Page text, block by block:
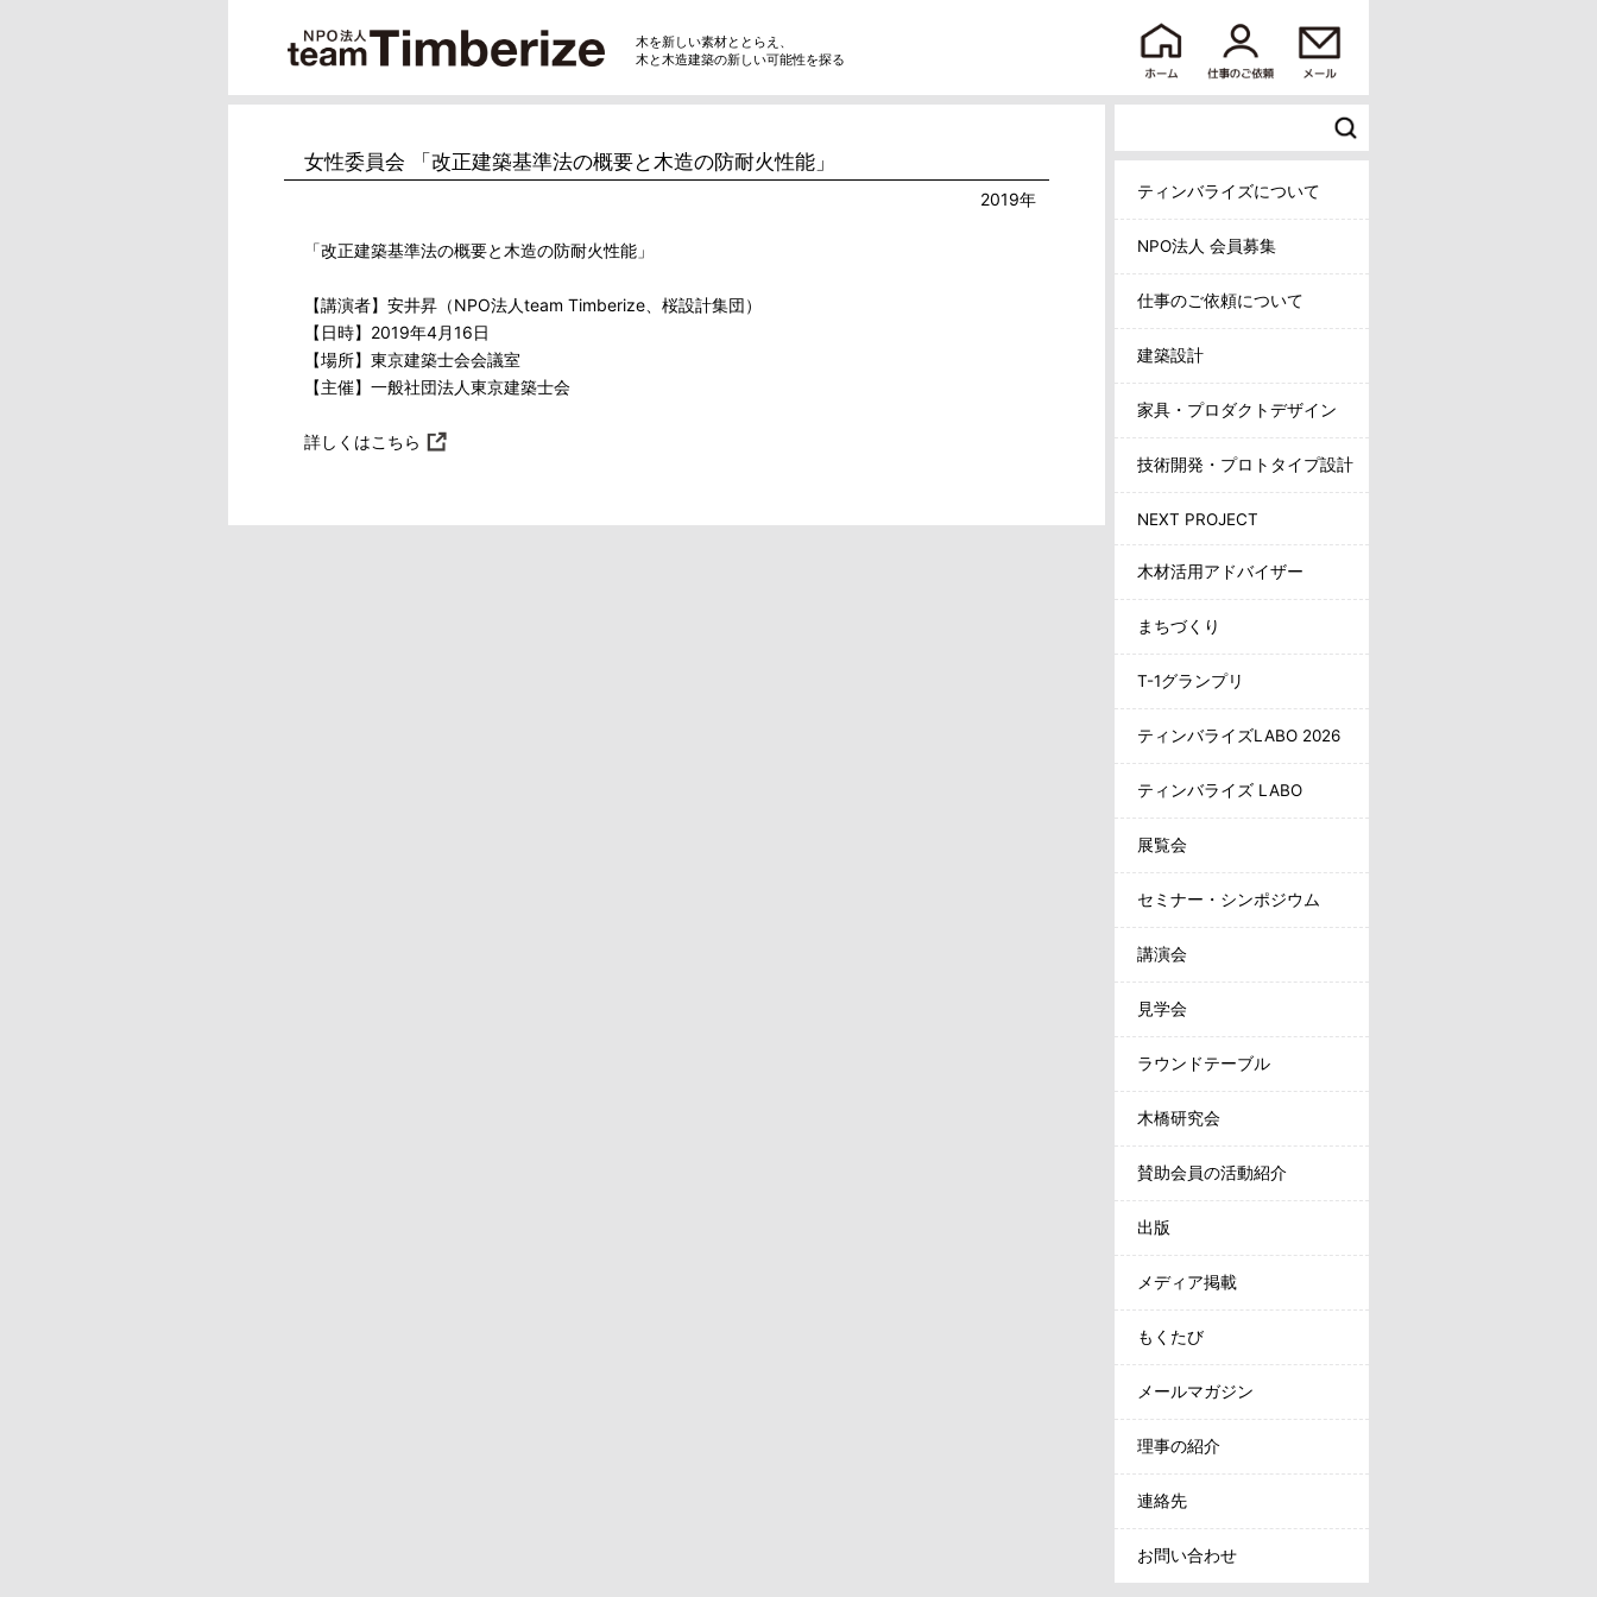
木を新しい素材ととらえ、
木と木造建築の新しい可能性を探る
ティンバライズについて
NPO法人 会員募集
仕事のご依頼について
建築設計
家具・プロダクトデザイン
技術開発・プロトタイプ設計
NEXT PROJECT
木材活用アドバイザー
まちづくり
T-1グランプリ
ティンバライズLABO 2026
ティンバライズ LABO
展覧会
セミナー・シンポジウム
講演会
見学会
ラウンドテーブル
木橋研究会
賛助会員の活動紹介
出版
メディア掲載
もくたび
メールマガジン
理事の紹介
連絡先
お問い合わせ
女性委員会 「改正建築基準法の概要と木造の防耐火性能」
2019年
「改正建築基準法の概要と木造の防耐火性能」
【講演者】安井昇（NPO法人team Timberize、桜設計集団）
【日時】2019年4月16日
【場所】東京建築士会会議室
【主催】一般社団法人東京建築士会
詳しくはこちら